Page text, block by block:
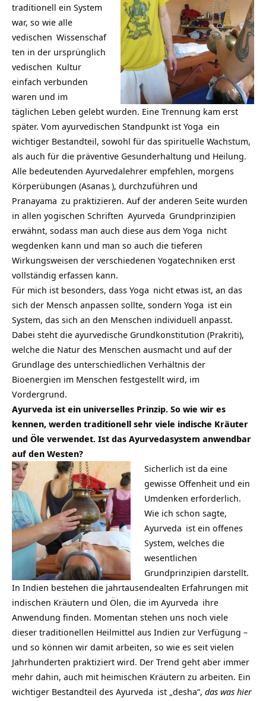
traditionell ein System
war, so wie alle
vedischen Wissenschaf
ten in der ursprünglich
vedischen Kultur
einfach verbunden
waren und im
täglichen Leben gelebt wurden. Eine Trennung kam erst
später. Vom ayurvedischen Standpunkt ist Yoga ein
wichtiger Bestandteil, sowohl für das spirituelle Wachstum,
als auch für die präventive Gesunderhaltung und Heilung.
Alle bedeutenden Ayurvedalehrer empfehlen, morgens
Körperübungen (Asanas), durchzuführen und
Pranayama zu praktizieren. Auf der anderen Seite wurden
in allen yogischen Schriften Ayurveda Grundprinzipien
erwähnt, sodass man auch diese aus dem Yoga nicht
wegdenken kann und man so auch die tieferen
Wirkungsweisen der verschiedenen Yogatechniken erst
vollständig erfassen kann.
Für mich ist besonders, dass Yoga nicht etwas ist, an das
sich der Mensch anpassen sollte, sondern Yoga ist ein
System, das sich an den Menschen individuell anpasst.
Dabei steht die ayurvedische Grundkonstitution (Prakriti),
welche die Natur des Menschen ausmacht und auf der
Grundlage des unterschiedlichen Verhältnis der
Bioenergien im Menschen festgestellt wird, im
Vordergrund.
Ayurveda ist ein universelles Prinzip. So wie wir es
kennen, werden traditionell sehr viele indische Kräuter
und Öle verwendet. Ist das Ayurvedasystem anwendbar
auf den Westen?
Sicherlich ist da eine
gewisse Offenheit und ein
Umdenken erforderlich.
Wie ich schon sagte,
Ayurveda ist ein offenes
System, welches die
wesentlichen
Grundprinzipien darstellt.
In Indien bestehen die jahrtausendealten Erfahrungen mit
indischen Kräutern und Ölen, die im Ayurveda ihre
Anwendung finden. Momentan stehen uns noch viele
dieser traditionellen Heilmittel aus Indien zur Verfügung –
und so können wir damit arbeiten, so wie es seit vielen
Jahrhunderten praktiziert wird. Der Trend geht aber immer
mehr dahin, auch mit heimischen Kräutern zu arbeiten. Ein
wichtiger Bestandteil des Ayurveda ist „desha“, das was hier